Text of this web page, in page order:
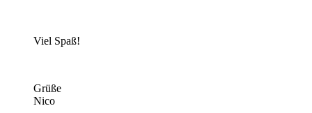
Viel Spaß!
Grüße
Nico